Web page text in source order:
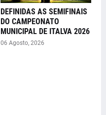
DEFINIDAS AS SEMIFINAIS
DO CAMPEONATO
MUNICIPAL DE ITALVA 2026
06 Agosto, 2026